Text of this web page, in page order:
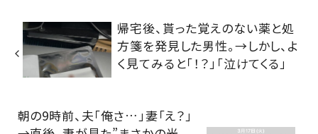
帰宅後、貰った覚えのない薬と処
方箋を発見した男性。→しかし、よ
く見てみると「！？」「泣けてくる」
朝の9時前、夫「俺さ…」妻「え？」